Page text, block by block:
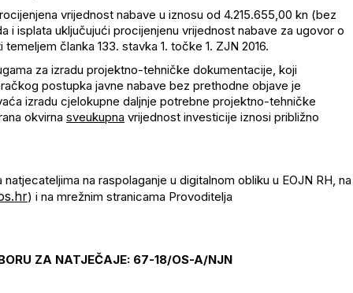
vrijednost nabave u iznosu od 4.215.655,00 kn (bez
i isplata uključujući procijenjenu vrijednost nabave za ugovor o
članka 133. stavka 1. točke 1. ZJN 2016.
za izradu projektno-tehničke dokumentacije, koji
postupka javne nabave bez prethodne objave je
izradu cjelokupne daljnje potrebne projektno-tehničke
okvirna sveukupna vrijednost investicije iznosi približno
na raspolaganje u digitalnom obliku u EOJN RH, na
) i na mrežnim stranicama Provoditelja
ZA NATJEČAJE: 67-18/OS-A/NJN